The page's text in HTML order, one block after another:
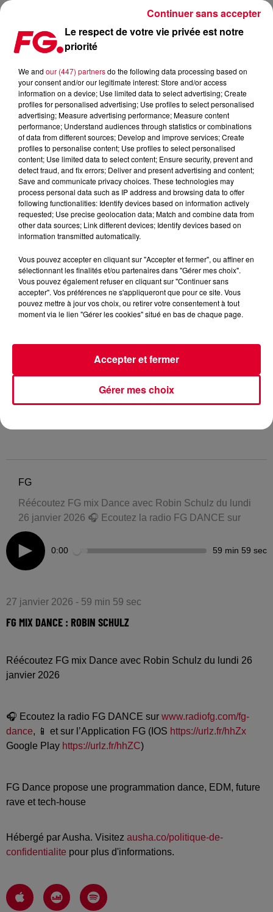
FG MIX DANCE : ROBIN SCHULZ
FG
Réécoutez FG mix Dance avec Robin Schulz du lundi
26 janvier 2026 🎧 Ecoutez la radio FG DANCE sur
0:00 59 min 59 sec
27 janvier 2026 - 59 min 59 sec
FG MIX DANCE : ROBIN SCHULZ
Réécoutez FG mix Dance avec Robin Schulz du lundi 26
janvier 2026
🎧 Ecoutez la radio FG DANCE sur www.radiofg.com/fg-
dance, 📱 et sur l’Application FG (IOS https://urlz.fr/hhZx
Google Play https://urlz.fr/hhZC)
FG Dance propose une programmation dance, EDM, future
rave et tech-house
Hébergé par Ausha. Visitez ausha.co/politique-de-
confidentialite pour plus d'informations.
Le respect de votre vie privée est notre
priorité
We and our (447) partnersdo the following data processing based on
your consent and/or our legitimate interest: Store and/or access
information on a device; Use limited data to select advertising; Create
profiles for personalised advertising; Use profiles to select personalised
advertising; Measure advertising performance; Measure content
performance; Understand audiences through statistics or combinations
of data from different sources; Develop and improve services; Create
profiles to personalise content; Use profiles to select personalised
content; Use limited data to select content; Ensure security, prevent and
detect fraud, and fix errors; Deliver and present advertising and content;
Save and communicate privacy choices. These technologies may
process personal data such as IP address and browsing data to offer
following functionalities: Identify devices based on information actively
requested; Use precise geolocation data; Match and combine data from
other data sources; Link different devices; Identify devices based on
information transmitted automatically.
Vous pouvez accepter en cliquant sur "Accepter et fermer", ou affiner en
sélectionnant les finalités et/ou partenaires dans "Gérer mes choix".
Vous pouvez également refuser en cliquant sur "Continuer sans
accepter". Vos préférences ne s'appliqueront que pour ce site. Vous
pouvez mettre à jour vos choix, ou retirer votre consentement à tout
moment via le lien "Gérer les cookies" situé en bas de chaque page.
Gérer mes choix
Accepter et fermer
Continuer sans accepter